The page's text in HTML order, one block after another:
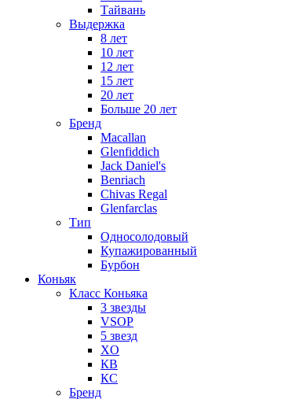
Тайвань
Выдержка
8 лет
10 лет
12 лет
15 лет
20 лет
Больше 20 лет
Бренд
Macallan
Glenfiddich
Jack Daniel's
Benriach
Chivas Regal
Glenfarclas
Тип
Односолодовый
Купажированный
Бурбон
Коньяк
Класс Коньяка
3 звезды
VSOP
5 звезд
XO
КВ
КС
Бренд